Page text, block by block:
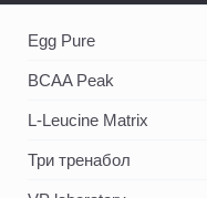
Egg Pure
BCAA Peak
L-Leucine Matrix
Три тренабол